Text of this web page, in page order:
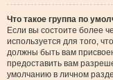
Что такое группа по
Если вы состоите более
используется для того,
должны быть вам
предоставить вам
умолчанию в личном